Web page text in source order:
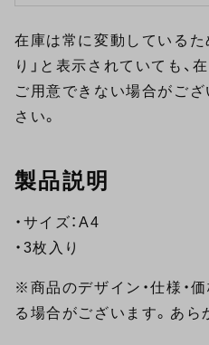
在庫は常に変動しているた
り」と表示されていても、
ご用意できない場合がご
さい。
製品説明
・サイズ：A4
・3枚入り
※商品のデザイン・仕様・
る場合がございます。あら